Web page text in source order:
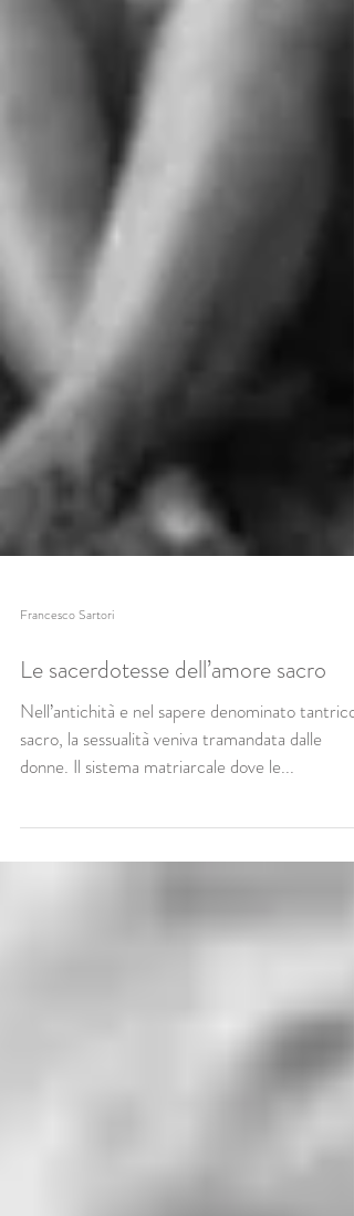
Francesco Sartori
Le sacerdotesse dell’amore sacro
Nell’antichità e nel sapere denominato tantrico
donne. Il sistema matriarcale dove le...